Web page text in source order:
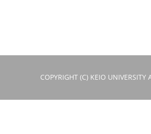
COPYRIGHT (C) KEIO UNIVERSITY